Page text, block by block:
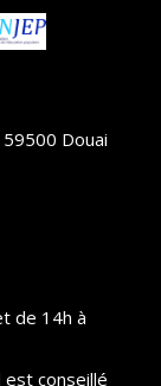
Douai
de 14h à
est conseillé